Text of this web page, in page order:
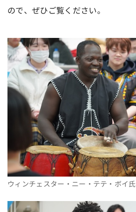
ので、ぜひご覧ください。
ウィンチェスター・ニー・テテ・ボイ氏